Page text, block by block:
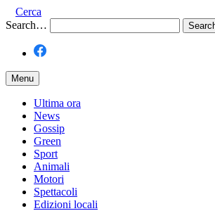
Cerca
Search…
Menu
Ultima ora
News
Gossip
Green
Sport
Animali
Motori
Spettacoli
Edizioni locali